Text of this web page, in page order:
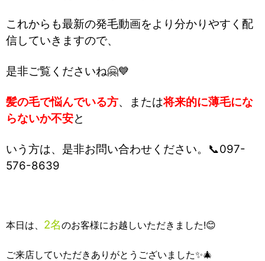
これからも最新の発毛動画をより分かりやすく配
信していきますので、
是非ご覧くださいね🤗💙
髪の毛で悩んでいる方、または将来的に薄毛にな
らないか不安と
いう方は、是非お問い合わせください。📞097-
576-8639
本日は、 2名のお客様にお越しいただきました!😊
ご来店していただきありがとうございました✨🎄